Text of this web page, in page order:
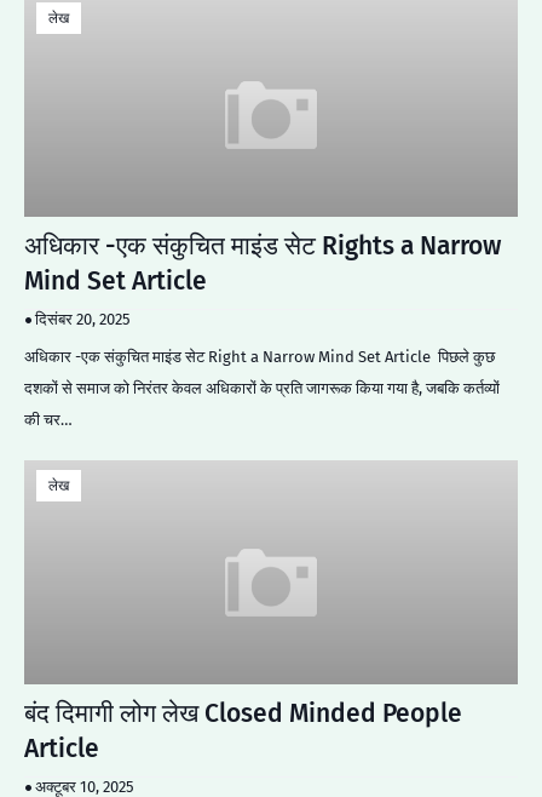
लेख
अधिकार -एक संकुचित माइंड सेट Rights a Narrow
Mind Set Article
दिसंबर 20, 2025
अधिकार -एक संकुचित माइंड सेट Right a Narrow Mind Set Article पिछले कुछ
दशकों से समाज को निरंतर केवल अधिकारों के प्रति जागरूक किया गया है, जबकि कर्तव्यों
की चर…
लेख
बंद दिमागी लोग लेख Closed Minded People
Article
अक्टूबर 10, 2025